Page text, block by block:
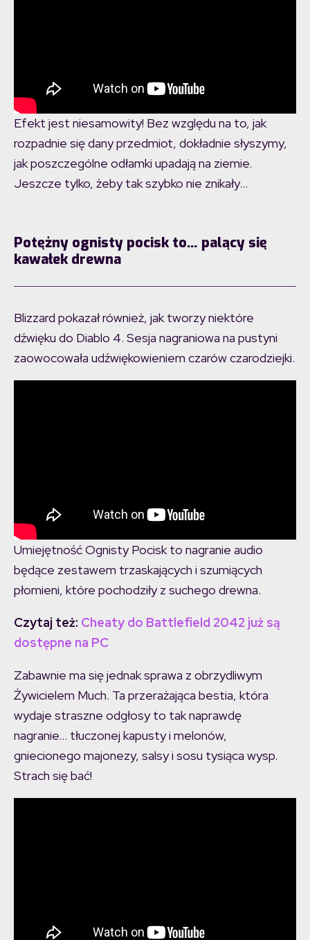
Efekt jest niesamowity! Bez względu na to, jak
rozpadnie się dany przedmiot, dokładnie słyszymy,
jak poszczególne odłamki upadają na ziemie.
Jeszcze tylko, żeby tak szybko nie znikały…
Potężny ognisty pocisk to… palący się
kawałek drewna
Blizzard pokazał również, jak tworzy niektóre
dźwięku do Diablo 4. Sesja nagraniowa na pustyni
zaowocowała udźwiękowieniem czarów czarodziejki.
Umiejętność Ognisty Pocisk to nagranie audio
będące zestawem trzaskających i szumiących
płomieni, które pochodziły z suchego drewna.
Czytaj też: Cheaty do Battlefield 2042 już są
dostępne na PC
Zabawnie ma się jednak sprawa z obrzydliwym
Żywicielem Much. Ta przerażająca bestia, która
wydaje straszne odgłosy to tak naprawdę
nagranie… tłuczonej kapusty i melonów,
gniecionego majonezy, salsy i sosu tysiąca wysp.
Strach się bać!